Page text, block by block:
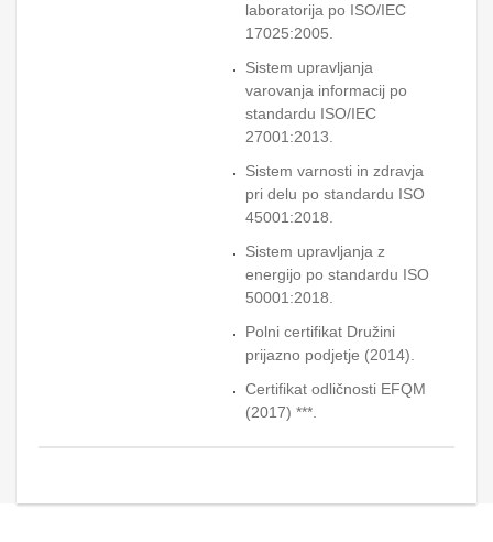
laboratorija po ISO/IEC
17025:2005.
Sistem upravljanja
varovanja informacij po
standardu ISO/IEC
27001:2013.
Sistem varnosti in zdravja
pri delu po standardu ISO
45001:2018.
Sistem upravljanja z
energijo po standardu ISO
50001:2018.
Polni certifikat Družini
prijazno podjetje (2014).
Certifikat odličnosti EFQM
(2017) ***.